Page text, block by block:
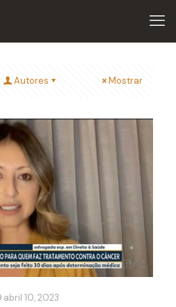
Autores Mostrar
abril 10, 2023